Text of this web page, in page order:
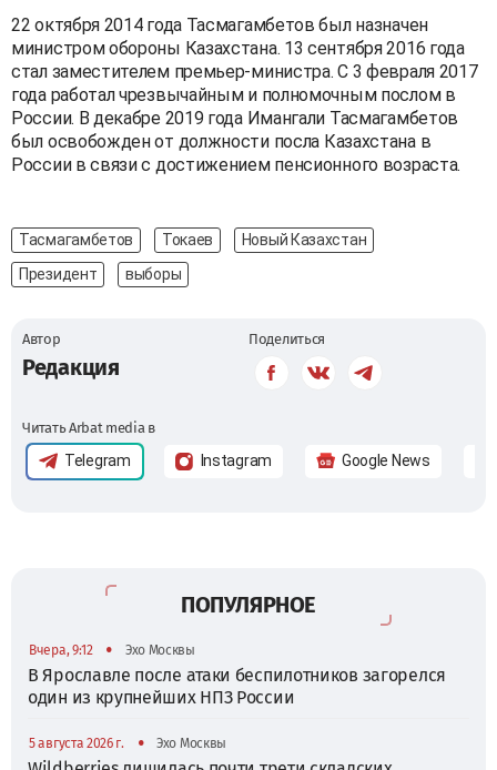
22 октября 2014 года Тасмагамбетов был назначен
министром обороны Казахстана. 13 сентября 2016 года
стал заместителем премьер-министра. C 3 февраля 2017
года работал чрезвычайным и полномочным послом в
России. В декабре 2019 года Имангали Тасмагамбетов
был освобожден от должности посла Казахстана в
России в связи с достижением пенсионного возраста.
Тасмагамбетов Токаев
Новый Казахстан
Президент
выборы
Автор
Редакция
Поделиться
Читать Arbat media в
Telegram Instagram Google News
ПОПУЛЯРНОЕ
Вчера, 9:12 • Эхо Москвы
В Ярославле после атаки беспилотников загорелся
один из крупнейших НПЗ России
5 августа 2026 г. • Эхо Москвы